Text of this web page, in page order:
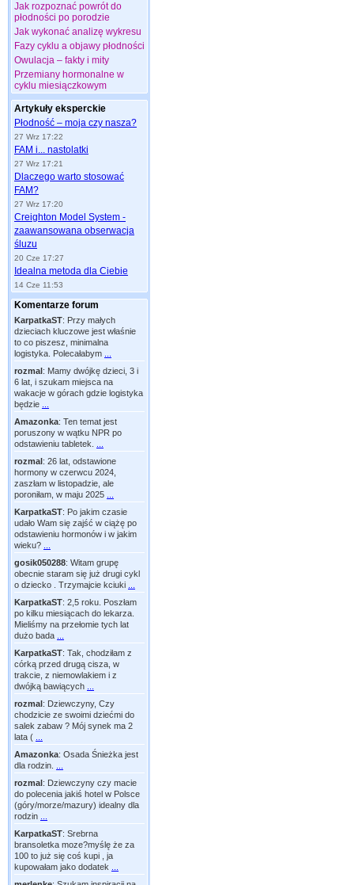
Jak rozpoznać powrót do
płodności po porodzie
Jak wykonać analizę wykresu
Fazy cyklu a objawy płodności
Owulacja – fakty i mity
Przemiany hormonalne w
cyklu miesiączkowym
Artykuły eksperckie
Płodność – moja czy nasza?
27 Wrz 17:22
FAM i... nastolatki
27 Wrz 17:21
Dlaczego warto stosować
FAM?
27 Wrz 17:20
Creighton Model System -
zaawansowana obserwacja
śluzu
20 Cze 17:27
Idealna metoda dla Ciebie
14 Cze 11:53
Komentarze forum
KarpatkaST: Przy małych
dzieciach kluczowe jest właśnie
to co piszesz, minimalna
logistyka. Polecałabym
rozmal: Mamy dwójkę dzieci, 3 i
6 lat, i szukam miejsca na
wakacje w górach gdzie logistyka
będzie
Amazonka: Ten temat jest
poruszony w wątku NPR po
odstawieniu tabletek.
rozmal: 26 lat, odstawione
hormony w czerwcu 2024,
zaszłam w listopadzie, ale
poroniłam, w maju 2025
KarpatkaST: Po jakim czasie
udało Wam się zajść w ciążę po
odstawieniu hormonów i w jakim
wieku?
gosik050288: Witam grupę
obecnie staram się już drugi cykl
o dziecko . Trzymajcie kciuki
KarpatkaST: 2,5 roku. Poszłam
po kilku miesiącach do lekarza.
Mieliśmy na przełomie tych lat
dużo bada
KarpatkaST: Tak, chodziłam z
córką przed drugą cisza, w
trakcie, z niemowlakiem i z
dwójką bawiących
rozmal: Dziewczyny, Czy
chodzicie ze swoimi dziećmi do
salek zabaw ? Mój synek ma 2
lata (
Amazonka: Osada Śnieżka jest
dla rodzin.
rozmal: Dziewczyny czy macie
do polecenia jakiś hotel w Polsce
(góry/morze/mazury) idealny dla
rodzin
KarpatkaST: Srebrna
bransoletka moze?myślę że za
100 to już się coś kupi , ja
kupowałam jako dodatek